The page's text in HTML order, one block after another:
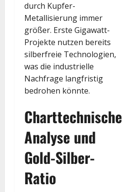
durch Kupfer-
Metallisierung immer
größer. Erste Gigawatt-
Projekte nutzen bereits
silberfreie Technologien,
was die industrielle
Nachfrage langfristig
bedrohen könnte.
Charttechnische
Analyse und
Gold-Silber-
Ratio